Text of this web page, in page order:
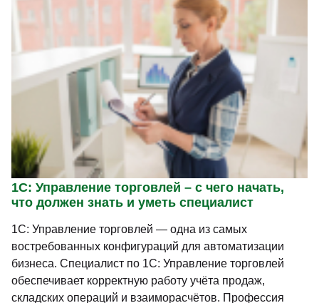
преподавателя и эксперта своего дела!!!
Дальнейших Вам успехов и побольше
учеников!!!
1С: Управление торговлей – с чего начать,
что должен знать и уметь специалист
1С: Управление торговлей — одна из самых
востребованных конфигураций для автоматизации
бизнеса. Специалист по 1С: Управление торговлей
обеспечивает корректную работу учёта продаж,
складских операций и взаиморасчётов. Профессия